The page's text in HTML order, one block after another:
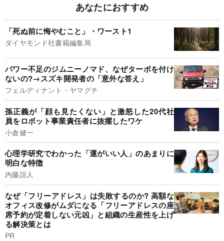
あなたにおすすめ
「死ぬ前に悔やむこと」・ワースト1
ダイヤモンド社書籍編集局
パワー不足のジムニーノマド、なぜターボを付け
ないの?→スズキ開発者の「意外な答え」
フェルディナント・ヤマグチ
孫正義が「顔も見たくない」と激怒した20代社
員をロボット事業責任者に抜擢したワケ
小倉健一
心理学研究でわかった「運がいい人」のあまりに
明白な特徴
内藤誼人
なぜ「フリーアドレス」は失敗するのか? 高額な
オフィス改修がムダになる「フリーアドレスの座
席予約が定着しない元凶」と組織の生産性を上げ
る解決策とは
PR